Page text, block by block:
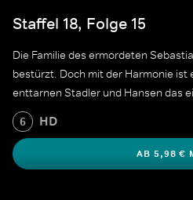
Staffel 18, Folge 15
Die Familie des ermordeten
bestürzt. Doch mit der Harmonie ist
enttarnen Stadler und Hansen das
6 HD
AB 5,98 €